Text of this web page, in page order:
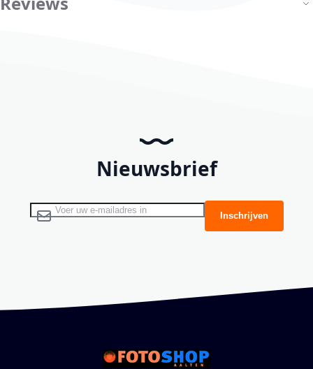
Nieuwsbrief
Abonneer u op onze nieuwsbrief Inschrijven